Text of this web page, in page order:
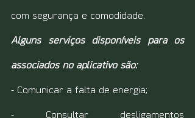
com segurança e comodidade.
Alguns serviços disponíveis para os
associados no aplicativo são:
- Comunicar a falta de energia;
- Consultar desligamentos